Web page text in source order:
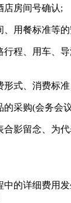
房间号确认;
用餐标准等的
程、用车、导
式、消费标准
采购(会务会
影留念、为代
的详细费用发